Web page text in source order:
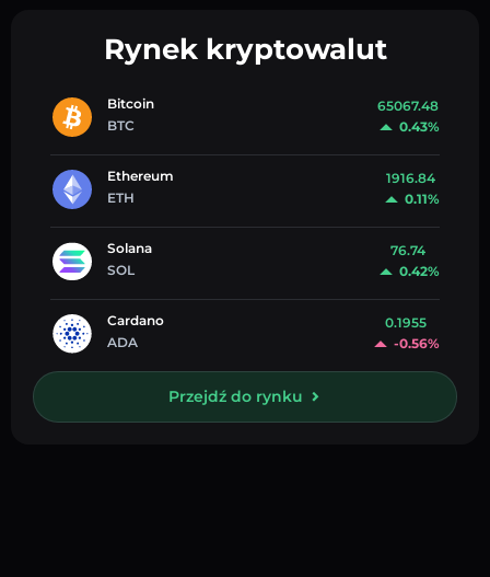
Rynek kryptowalut
Bitcoin
BTC
65067.48
0.43%
Ethereum
ETH
1916.84
0.11%
Solana
SOL
76.74
0.42%
Cardano
ADA
0.1955
-0.56%
Przejdź do rynku